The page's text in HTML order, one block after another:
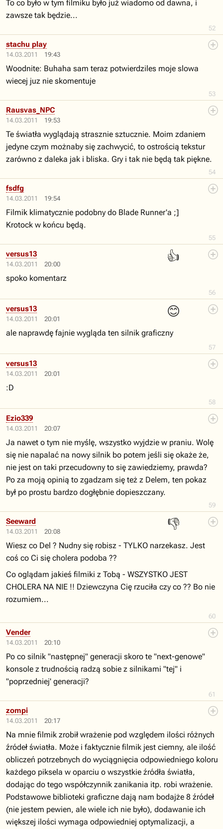
52
To co było w tym filmiku było już wiadomo od dawna, i
zawsze tak będzie...
14.03.2011 19:43
53
stachu play
Woodnite: Buhaha sam teraz potwierdziles moje slowa
wiecej juz nie skomentuje
14.03.2011 19:53
54
Rausvas_NPC
Te światła wyglądają strasznie sztucznie. Moim zdaniem
jedyne czym możnaby się zachwycić, to ostrością tekstur
zarówno z daleka jak i bliska. Gry i tak nie będą tak piękne.
14.03.2011 19:54
55
fsdfg
Filmik klimatycznie podobny do Blade Runner'a ;]
Krotock w końcu będą.
14.03.2011 20:00
👍
56
versus13
spoko komentarz
14.03.2011 20:01
😊
57
versus13
ale naprawdę fajnie wygląda ten silnik graficzny
14.03.2011 20:01
58
versus13
:D
14.03.2011 20:07
59
Ezio339
Ja nawet o tym nie myślę, wszystko wyjdzie w praniu. Wolę
się nie napalać na nowy silnik bo potem jeśli się okaże że,
nie jest on taki przecudowny to się zawiedziemy, prawda?
Po za moją opinią to zgadzam się też z Delem, ten pokaz
był po prostu bardzo dogłębnie dopieszczany.
14.03.2011 20:08
👎
60
Seeward
Wiesz co Del ? Nudny się robisz - TYLKO narzekasz. Jest
coś co Ci się cholera podoba ??
Co oglądam jakieś filmiki z Tobą - WSZYSTKO JEST
CHOLERA NA NIE !! Dziewczyna Cię rzuciła czy co ?? Bo nie
rozumiem...
14.03.2011 20:10
61
Vender
Po co silnik "następnej" generacji skoro te "next-genowe"
konsole z trudnością radzą sobie z silnikami "tej" i
"poprzedniej' generacji?
14.03.2011 20:17
zompi
Na mnie filmik zrobił wrażenie pod względem ilości różnych
źródeł światła. Może i faktycznie filmik jest ciemny, ale ilość
obliczeń potrzebnych do wyciągnięcia odpowiedniego koloru
każdego piksela w oparciu o wszystkie źródła światła,
dodając do tego współczynnik zanikania itp. robi wrażenie.
Podstawowe biblioteki graficzne dają nam bodajże 8 źródeł
(nie jestem pewien, ale wiele ich nie było), dodawanie ich
większej ilości wymaga odpowiedniej optymalizacji, a